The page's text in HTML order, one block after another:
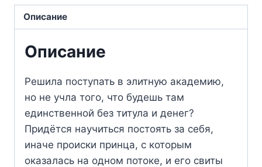
Описание
Описание
Решила поступать в элитную академию,
но не учла того, что будешь там
единственной без титула и денег?
Придётся научиться постоять за себя,
иначе происки принца, с которым
оказалась на одном потоке, и его свиты